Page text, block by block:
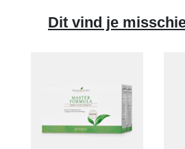
Dit vind je